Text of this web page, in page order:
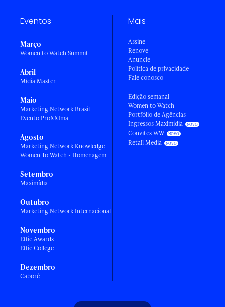
Eventos
Março
Women to Watch Summit
Abril
Mídia Master
Maio
Marketing Network Brasil
Evento ProXXIma
Agosto
Marketing Network Knowledge
Women To Watch - Homenagem
Setembro
Maximídia
Outubro
Marketing Network Internacional
Novembro
Effie Awards
Effie College
Dezembro
Caboré
Mais
Assine
Renove
Anuncie
Política de privacidade
Fale conosco
Edição semanal
Women to Watch
Portfólio de Agências
Ingressos Maximídia
Convites WW
Retail Media